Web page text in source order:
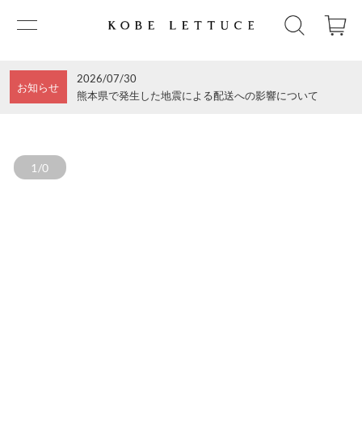
お知らせ
2026/07/30
熊本県で発生した地震による配送への影響について
1/0